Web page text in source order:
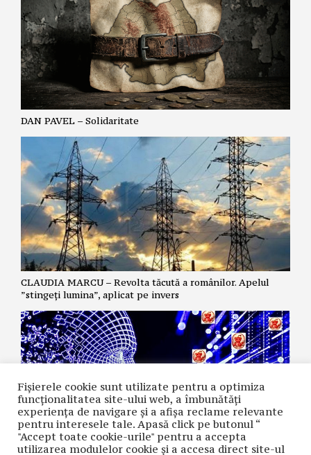
DAN PAVEL – Solidaritate
CLAUDIA MARCU – Revolta tăcută a românilor. Apelul
”stingeți lumina”, aplicat pe invers
Fișierele cookie sunt utilizate pentru a optimiza
funcţionalitatea site-ului web, a îmbunătăţi
experienţa de navigare şi a afişa reclame relevante
pentru interesele tale. Apasă click pe butonul “
"Accept toate cookie-urile" pentru a accepta
utilizarea modulelor cookie şi a accesa direct site-ul